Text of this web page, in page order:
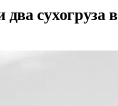
сухогруза в